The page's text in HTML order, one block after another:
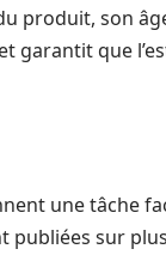
produit, son
garantit que
une tâche
publiées sur